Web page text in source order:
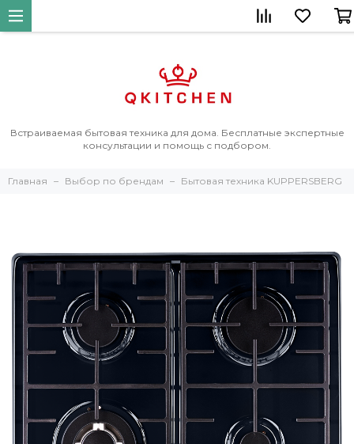
Встраиваемая бытовая техника для дома. Бесплатные экспертные
консультации и помощь с подбором.
Главная Выбор по брендам Бытовая техника KUPPERSBERG